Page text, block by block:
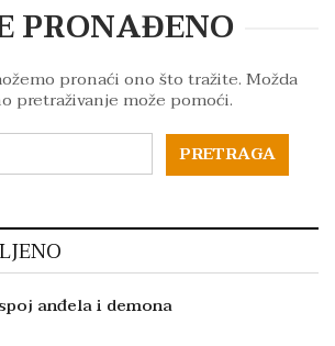
PRONAĐENO
pronaći ono što tražite. Možda
pretraživanje može pomoći.
anđela i demona